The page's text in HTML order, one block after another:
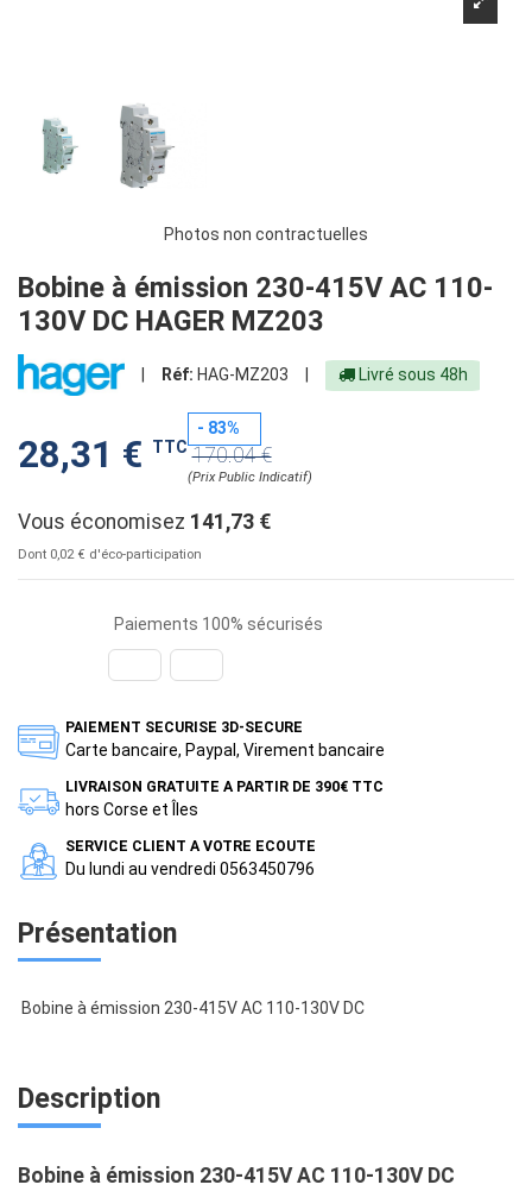
Photos non contractuelles
Bobine à émission 230-415V AC 110-
130V DC HAGER MZ203
Réf: HAG-MZ203 Livré sous 48h
28,31 € TTC
- 83%
170.04 €
(Prix Public Indicatif)
Vous économisez 141,73 €
Dont 0,02 € d'éco-participation
Paiements 100% sécurisés
PAIEMENT SECURISE 3D-SECURE
Carte bancaire, Paypal, Virement bancaire
LIVRAISON GRATUITE A PARTIR DE 390€ TTC
hors Corse et Îles
SERVICE CLIENT A VOTRE ECOUTE
Du lundi au vendredi 0563450796
Présentation
Bobine à émission 230-415V AC 110-130V DC
Description
Bobine à émission 230-415V AC 110-130V DC